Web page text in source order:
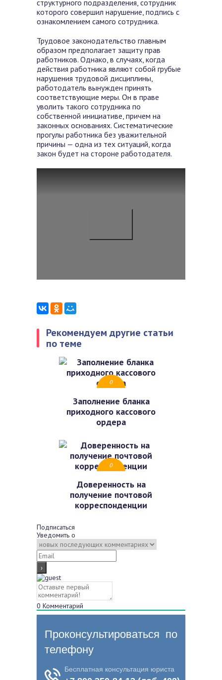
структурного подразделения, сотрудник
которого совершил нарушение, подпись с
ознакомлением самого сотрудника.
Трудовое законодательство главным
образом предполагает защиту прав
работников. Однако, в случаях, когда
действия работника являют собой грубые
нарушения трудовой дисциплины,
работодатель вынужден принять
соответствующие меры. Он в праве
уволить такого сотрудника по
собственной инициативе, причем на
законных основаниях. Систематические
прогулы работника без уважительной
причины — одна из тех ситуаций, когда
закон будет на стороне работодателя.
Рекомендуем другие статьи
по теме
0
Заполнение бланка
приходного кассового
ордера
0
Доверенность на
получение почтовой
корреспонденции
Подписаться
Уведомить о
0 Комментарий